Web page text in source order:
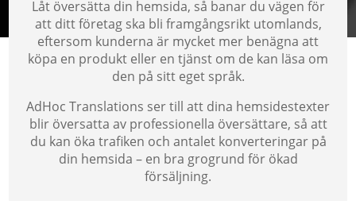
Låt översätta din hemsida, så banar du vägen för
att ditt företag ska bli framgångsrikt utomlands,
eftersom kunderna är mycket mer benägna att
köpa en produkt eller en tjänst om de kan läsa om
den på sitt eget språk.
AdHoc Translations ser till att dina hemsidestexter
blir översatta av professionella översättare, så att
du kan öka trafiken och antalet konverteringar på
din hemsida – en bra grogrund för ökad
försäljning.